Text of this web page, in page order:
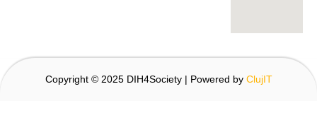
Copyright © 2025 DIH4Society | Powered by ClujIT